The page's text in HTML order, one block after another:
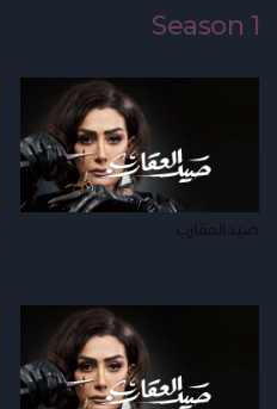
Season 1
صيد العقارب